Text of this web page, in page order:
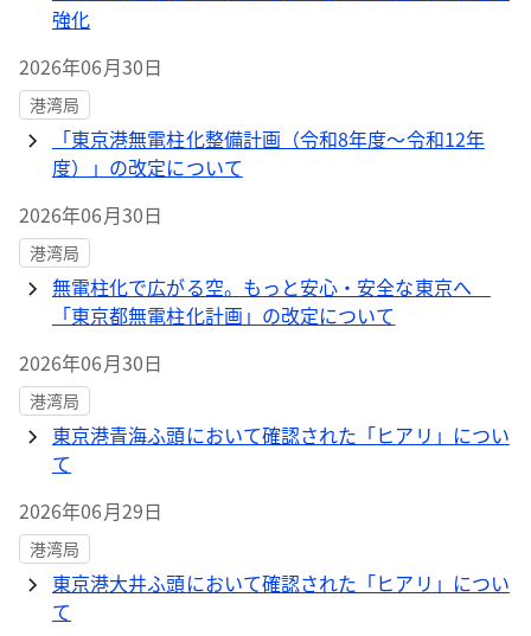
強化
2026年06月30日
港湾局
「東京港無電柱化整備計画（令和8年度～令和12年
度）」の改定について
2026年06月30日
港湾局
無電柱化で広がる空。もっと安心・安全な東京へ
「東京都無電柱化計画」の改定について
2026年06月30日
港湾局
東京港青海ふ頭において確認された「ヒアリ」につい
て
2026年06月29日
港湾局
東京港大井ふ頭において確認された「ヒアリ」につい
て